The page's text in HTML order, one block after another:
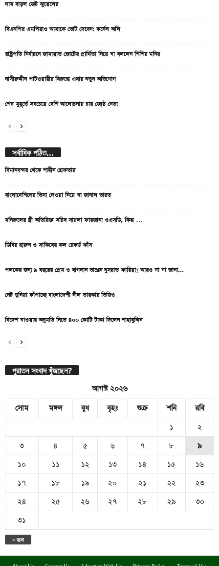
দাম বাড়ল জেট ফুয়েলের
বিএনপির এমপিরাও আমাকে ভোট দেবেন: কর্নেল অলি
রাষ্ট্রপতি নির্বাচনে জামায়াত জোটের প্রার্থিতা নিয়ে যা বললেন শিশির মনির
নাসীরুদ্দীন পাটওয়ারীর বিরুদ্ধে এবার নতুন অভিযোগ
শেষ মুহূর্তে সবচেয়ে বেশি আলোচনায় চার জ্যেষ্ঠ নেতা
সর্বাধিক পঠিত...
বিমানবন্দর থেকে শাহীন গ্রেফতার
বাংলাদেশিদের ভিসা দেওয়া নিয়ে যা জানাল ভারত
মনিরুলের স্ত্রী অতিরিক্ত সচিব সায়লা ফারজানা ওএসডি, কিন্তু …
ডিবির হারুন ও সাকিবের কল রেকর্ড ফাঁস
পলকের জন্য ৯ বছরের প্রেম ও বাগদান ভাঙেন নুসরাত ফারিয়া! আরও যা যা জানা...
নেট দুনিয়া কাঁপাচ্ছে বাংলাদেশী নীল তারকার ভিডিও
বিদেশ যাওয়ার অনুমতি নিতে ৪০০ কোটি টাকা দিলেন শাহাবুদ্দিন
পুরাতন সংবাদ খুঁজছেন?
আগস্ট ২০২৬
সোম
মঙ্গল বুধ বৃহঃ শুক্র শনি রবি
« জুলা
১
২
৩
৪ ৫ ৬ ৭ ৮
৯
১০
১১ ১২ ১৩ ১৪ ১৫
১৬
১৭
১৮ ১৯ ২০ ২১ ২২
২৩
২৪
২৫ ২৬ ২৭ ২৮ ২৯
৩০
৩১